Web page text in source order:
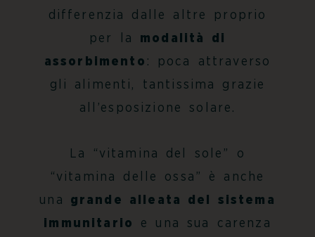
differenzia dalle altre proprio
per la modalità di
assorbimento : poca attraverso
gli alimenti, tantissima grazie
all’esposizione solare.
La “vitamina del sole” o
“vitamina delle ossa” è anche
una
grande alleata del sistema
immunitario
e una sua carenza